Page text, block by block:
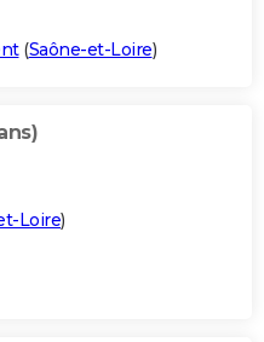
(Saône-et-Loire)
Loire)